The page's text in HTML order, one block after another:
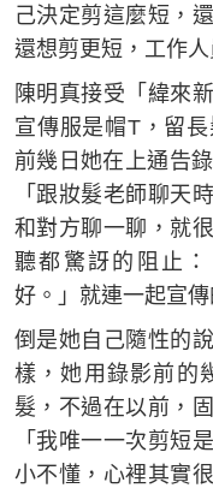
己決定剪這麼短，
還想剪更短，工作人
陳明真接受「緯來
宣傳服是帽T，留
前幾日她在上通告
「跟妝髮老師聊天
和對方聊一聊，就
聽都驚訝的阻止
好。」就連一起宣
倒是她自己隨性的
樣，她用錄影前的
髮，不過在以前，
「我唯一一次剪短
小不懂，心裡其實